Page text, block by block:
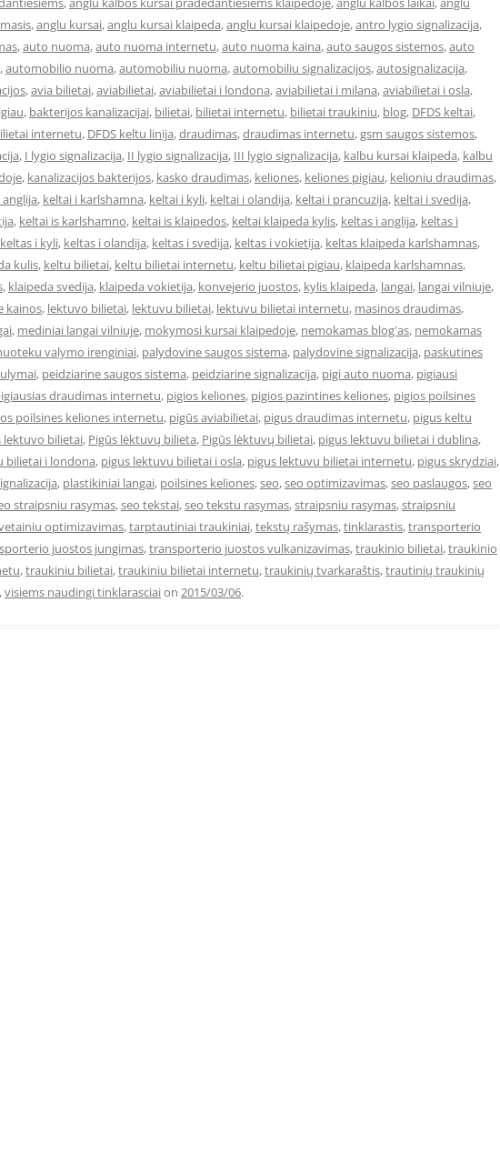
,anglu kursai,anglu kursai klaipeda,anglu kursai klaipedoje,antro lygio signalizacija,
,auto nuoma,auto nuoma internetu,auto nuoma kaina,auto saugos sistemos,auto
,automobilio nuoma,automobiliu nuoma,automobiliu signalizacijos,autosignalizacija,
,avia bilietai,aviabilietai,aviabilietai i londona,aviabilietai i milana,aviabilietai i osla,
, bakterijos kanalizacijai, bilietai, bilietai internetu, bilietai traukiniu, blog, DFDS keltai,
internetu, DFDS keltu linija,draudimas,draudimas internetu,gsm saugos sistemos,
, I lygio signalizacija, II lygio signalizacija, III lygio signalizacija, kalbu kursai klaipeda, kalbu
, kanalizacijos bakterijos, kasko draudimas, keliones, keliones pigiau, kelioniu draudimas,
, keltai i karlshamna, keltai i kyli, keltai i olandija, keltai i prancuzija, keltai i svedija,
, keltai is karlshamno, keltai is klaipedos, keltai klaipeda kylis, keltas i anglija, keltas i
keltas i kyli, keltas i olandija, keltas i svedija, keltas i vokietija, keltas klaipeda karlshamnas,
kulis, keltu bilietai, keltu bilietai internetu, keltu bilietai pigiau, klaipeda karlshamnas,
, klaipeda svedija, klaipeda vokietija, konvejerio juostos, kylis klaipeda, langai, langai vilniuje,
kainos, lektuvo bilietai, lektuvu bilietai, lektuvu bilietai internetu, masinos draudimas,
, mediniai langai vilniuje, mokymosi kursai klaipedoje, nemokamas blog'as, nemokamas
valymo irenginiai, palydovine saugos sistema, palydovine signalizacija, paskutines
, peidziarine saugos sistema, peidziarine signalizacija, pigi auto nuoma, pigiausi
draudimas internetu, pigios keliones, pigios pazintines keliones, pigios poilsines
poilsines keliones internetu, pigūs aviabilietai, pigus draudimas internetu, pigus keltu
lektuvo bilietai, Pigūs lėktuvų bilieta, Pigūs lėktuvų bilietai, pigus lektuvu bilietai i dublina,
bilietai i londona, pigus lektuvu bilietai i osla, pigus lektuvu bilietai internetu, pigus skrydziai,
, plastikiniai langai, poilsines keliones,seo,seo optimizavimas,seo paslaugos,seo
straipsniu rasymas,seo tekstai,seo tekstu rasymas,straipsniu rasymas,straipsniu
optimizavimas,tarptautiniai traukiniai,tekstų rašymas,tinklarastis,transporterio
juostos jungimas,transporterio juostos vulkanizavimas,traukinio bilietai,traukinio
,traukiniu bilietai,traukiniu bilietai internetu,traukinių tvarkaraštis,trautinių traukinių
,visiems naudingi tinklarasciaion 2015/03/06.